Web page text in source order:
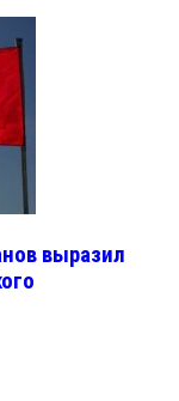
выразил